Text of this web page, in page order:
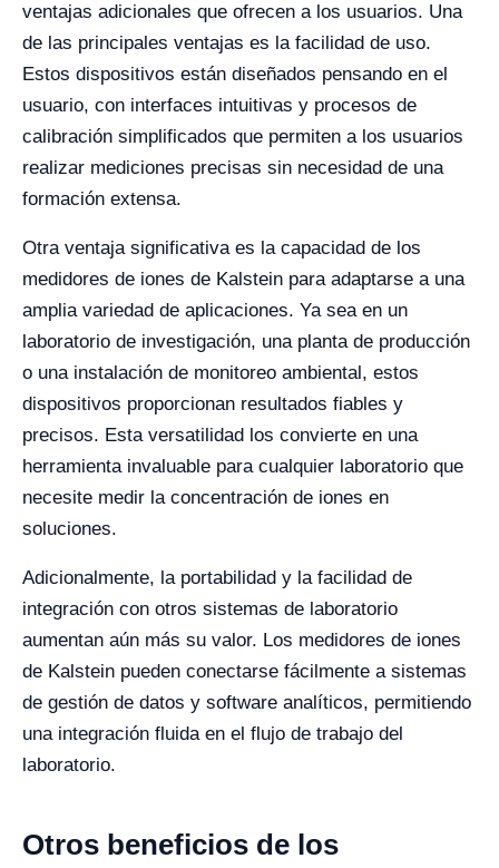
ventajas adicionales que ofrecen a los usuarios. Una
de las principales ventajas es la facilidad de uso.
Estos dispositivos están diseñados pensando en el
usuario, con interfaces intuitivas y procesos de
calibración simplificados que permiten a los usuarios
realizar mediciones precisas sin necesidad de una
formación extensa.
Otra ventaja significativa es la capacidad de los
medidores de iones de Kalstein para adaptarse a una
amplia variedad de aplicaciones. Ya sea en un
laboratorio de investigación, una planta de producción
o una instalación de monitoreo ambiental, estos
dispositivos proporcionan resultados fiables y
precisos. Esta versatilidad los convierte en una
herramienta invaluable para cualquier laboratorio que
necesite medir la concentración de iones en
soluciones.
Adicionalmente, la portabilidad y la facilidad de
integración con otros sistemas de laboratorio
aumentan aún más su valor. Los medidores de iones
de Kalstein pueden conectarse fácilmente a sistemas
de gestión de datos y software analíticos, permitiendo
una integración fluida en el flujo de trabajo del
laboratorio.
Otros beneficios de los